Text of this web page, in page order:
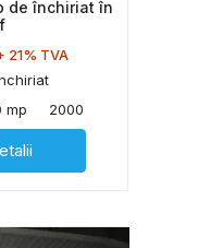
de închiriat în
21% TVA
mp 2000